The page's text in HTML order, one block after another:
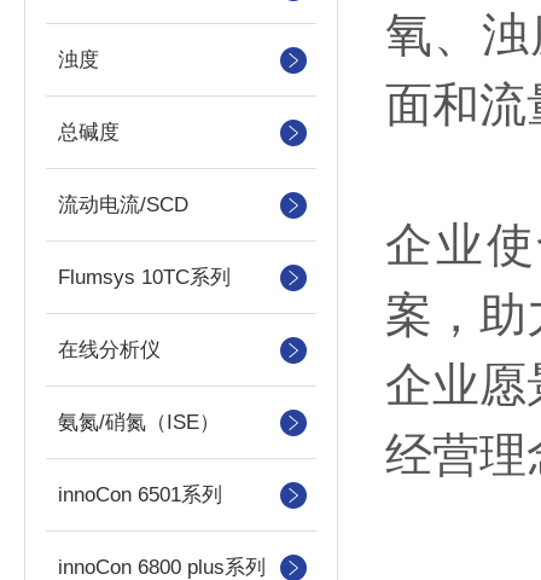
浊度
总碱度
流动电流/SCD
Flumsys 10TC系列
在线分析仪
氨氮/硝氮（ISE）
innoCon 6501系列
innoCon 6800 plus系列
氧、
面和流
企业
案，助
企业愿
经营理